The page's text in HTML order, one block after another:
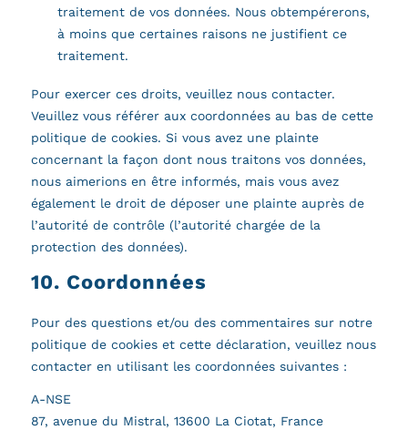
traitement de vos données. Nous obtempérerons,
à moins que certaines raisons ne justifient ce
traitement.
Pour exercer ces droits, veuillez nous contacter.
Veuillez vous référer aux coordonnées au bas de cette
politique de cookies. Si vous avez une plainte
concernant la façon dont nous traitons vos données,
nous aimerions en être informés, mais vous avez
également le droit de déposer une plainte auprès de
l’autorité de contrôle (l’autorité chargée de la
protection des données).
10. Coordonnées
Pour des questions et/ou des commentaires sur notre
politique de cookies et cette déclaration, veuillez nous
contacter en utilisant les coordonnées suivantes :
A-NSE
87, avenue du Mistral, 13600 La Ciotat, France